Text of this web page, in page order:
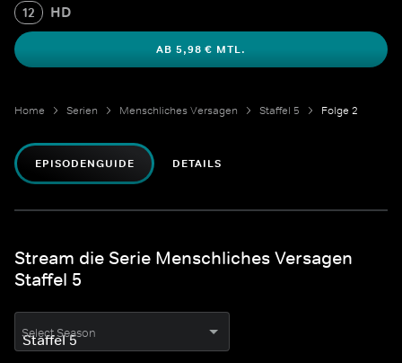
12 HD
AB 5,98 € MTL.
Home Serien Menschliches Versagen Staffel 5 Folge 2
EPISODENGUIDE DETAILS
Stream die Serie Menschliches Versagen
Staffel 5
Select Season